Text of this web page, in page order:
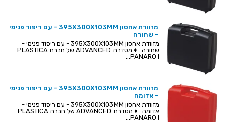
מזוודת אחסון 395X300X103MM - עם ריפוד פנימי
- שחורה
מזוודת אחסון 395X300X103MM - עם ריפוד פנימי -
שחורה ♦ מסדרת ADVANCED של חברת PLASTICA
PANARO I...
מזוודת אחסון 395X300X103MM - עם ריפוד פנימי
- אדומה
מזוודת אחסון 395X300X103MM - עם ריפוד פנימי -
אדומה ♦ מסדרת ADVANCED של חברת PLASTICA
PANARO I...